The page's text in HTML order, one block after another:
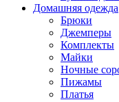
Домашняя одежда
Брюки
Джемперы
Комплекты
Майки
Ночные
Пижамы
Платья